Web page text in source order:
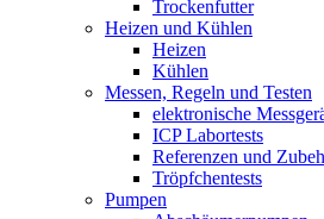
Trockenfutter
Heizen und Kühlen
Heizen
Kühlen
Messen, Regeln und Testen
elektronische
ICP Labortests
Referenzen und
Tröpfchentests
Pumpen